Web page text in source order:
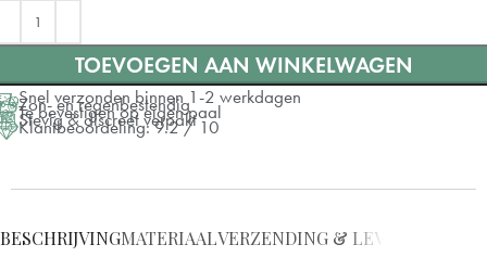
TOEVOEGEN AAN WINKELWAGEN
Snel verzonden binnen 1-2 werkdagen
Zon- en regenbestendig
Te bevestigen op eigen paal
Stevig & discreet verpakt
Klantbeoordeling: 9.2 / 10
BESCHRIJVINGMATERIAALVERZENDING & LEVERING